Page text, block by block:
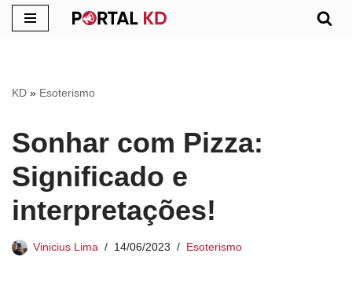
conteúdo
KD » Esoterismo
Sonhar com Pizza:
Significado e
interpretações!
Vinicius Lima 14/06/2023 Esoterismo